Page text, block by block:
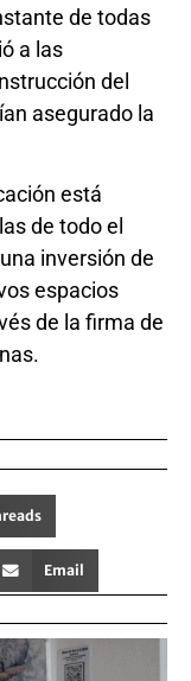
de todas
a las
del
asegurado la
está
de todo el
inversión de
espacios
de la firma de
Email